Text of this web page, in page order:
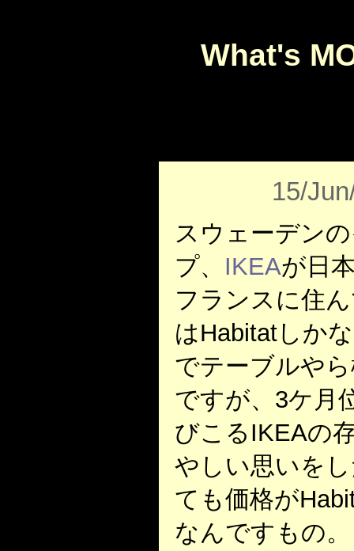
What's
15/
スウェーデン
プ、 IKEAが日
フランスに住
はHabitatしか
でテーブルや
ですが、3ケ月
びこるIKEAの
やしい思いを
ても価格が
なんですもの